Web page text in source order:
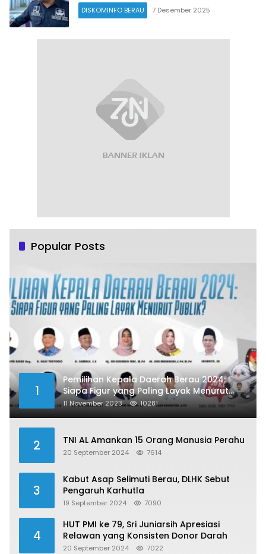
DISKOMINFO BERAU 7 Desember 2025
Popular Posts
1
Pemilihan Kepala Daerah Berau 2024:
Siapa Figur yang Paling Layak Menurut
Publik?
11 November 2023 10281
2 TNI AL Amankan 15 Orang Manusia Perahu
20 September 2024 7614
3
Kabut Asap Selimuti Berau, DLHK Sebut
Pengaruh Karhutla
19 September 2024 7090
4
HUT PMI ke 79, Sri Juniarsih Apresiasi
Relawan yang Konsisten Donor Darah
20 September 2024 7022